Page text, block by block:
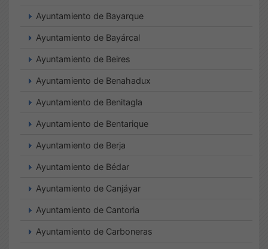
Ayuntamiento de Bayarque
Ayuntamiento de Bayárcal
Ayuntamiento de Beires
Ayuntamiento de Benahadux
Ayuntamiento de Benitagla
Ayuntamiento de Bentarique
Ayuntamiento de Berja
Ayuntamiento de Bédar
Ayuntamiento de Canjáyar
Ayuntamiento de Cantoria
Ayuntamiento de Carboneras